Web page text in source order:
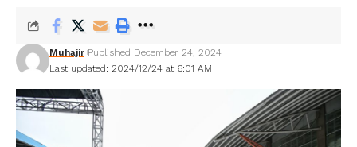
Last updated: 2024/12/24 at 6:01 AM
Muhajir Published December 24, 2024